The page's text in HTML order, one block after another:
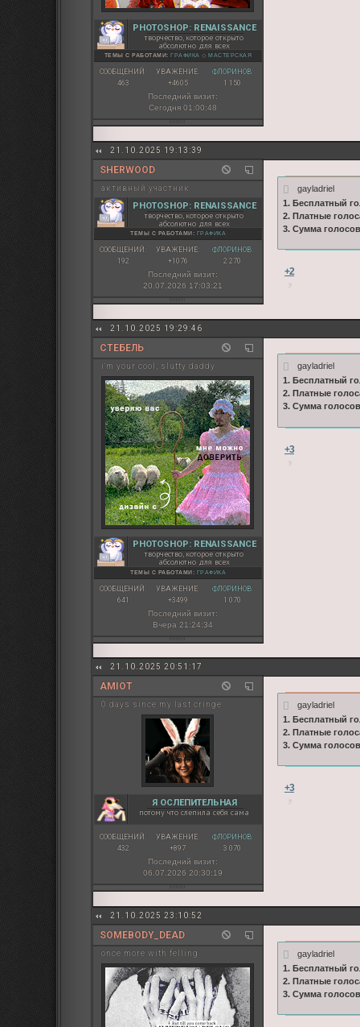
PHOTOSHOP: RENAISSANCE
творчество, которое открыто
абсолютно для всех
ТЕМЫ С РАБОТАМИ: ГРАФИКА ◇ МАСТЕРСКАЯ
СООБЩЕНИЙ:
463
УВАЖЕНИЕ:
+4605
ФЛОРИНОВ:
1 150
Последний визит:
Сегодня 01:00:48
21.10.2025 19:13:39
SHERWOOD
активный участник
PHOTOSHOP: RENAISSANCE
творчество, которое открыто
абсолютно для всех
ТЕМЫ С РАБОТАМИ: ГРАФИКА
СООБЩЕНИЙ:
192
УВАЖЕНИЕ:
+1076
ФЛОРИНОВ:
2 270
Последний визит:
20.07.2026 17:03:21
gayladriel
1. Бесплатный
2. Платные
3. Сумма
+2
21.10.2025 19:29:46
СТЕБЕЛЬ
i'm your cool, slutty daddy
PHOTOSHOP: RENAISSANCE
творчество, которое открыто
абсолютно для всех
ТЕМЫ С РАБОТАМИ: ГРАФИКА
СООБЩЕНИЙ:
641
УВАЖЕНИЕ:
+3499
ФЛОРИНОВ:
1 070
Последний визит:
Вчера 21:24:34
gayladriel
1. Бесплатный
2. Платные
3. Сумма
+3
21.10.2025 20:51:17
AMIOT
0 days since my last cringe
Я ОСЛЕПИТЕЛЬНАЯ
потому что слепила себя сама
СООБЩЕНИЙ:
432
УВАЖЕНИЕ:
+897
ФЛОРИНОВ:
3 070
Последний визит:
06.07.2026 20:30:19
gayladriel
1. Бесплатный
2. Платные
3. Сумма
+3
21.10.2025 23:10:52
SOMEBODY_DEAD
once more with felling
gayladriel
1. Бесплатный
2. Платные
3. Сумма